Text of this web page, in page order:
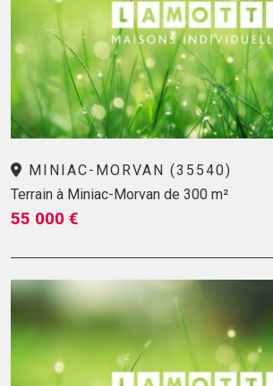
MINIAC-MORVAN (35540)
Terrain à Miniac-Morvan de 300 m²
55 000 €